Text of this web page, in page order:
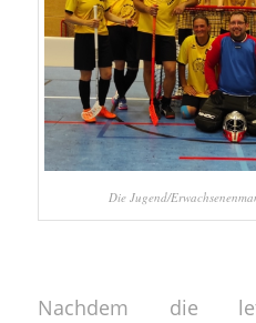
Die Jugend/
Nachdem die